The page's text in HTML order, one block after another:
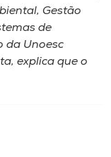
Gestão
de
da Unoesc
explica que o